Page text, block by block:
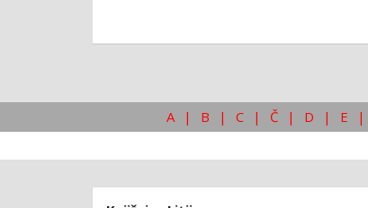
A | B | C | Č | D | E |